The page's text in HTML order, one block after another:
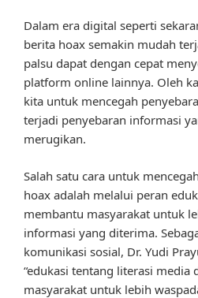
Dalam era digital seperti
berita hoax semakin mudah
palsu dapat dengan cepat
platform online lainnya. Oleh
kita untuk mencegah
terjadi penyebaran informasi
merugikan.
Salah satu cara untuk
hoax adalah melalui peran
membantu masyarakat untuk
informasi yang diterima.
komunikasi sosial, Dr. Yudi
“edukasi tentang literasi media
masyarakat untuk lebih